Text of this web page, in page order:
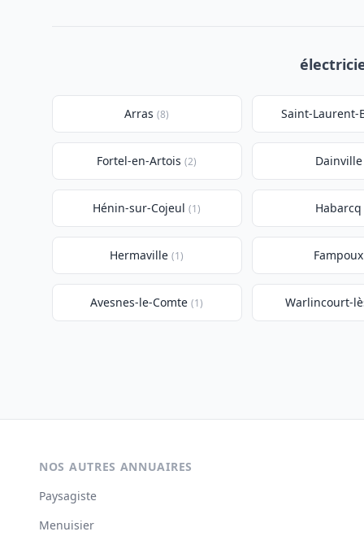
Arras (8) Saint-Laurent-
Fortel-en-Artois (2) Dainville
Hénin-sur-Cojeul (1) Habarcq
Hermaville (1) Fampoux
Avesnes-le-Comte (1) Warlincourt-
NOS AUTRES ANNUAIRES
Paysagiste
Menuisier